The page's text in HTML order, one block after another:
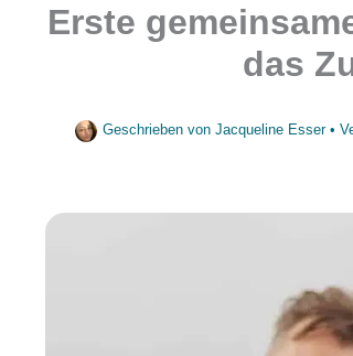
Erste
das
Geschrieben von Jacqueline Esser •